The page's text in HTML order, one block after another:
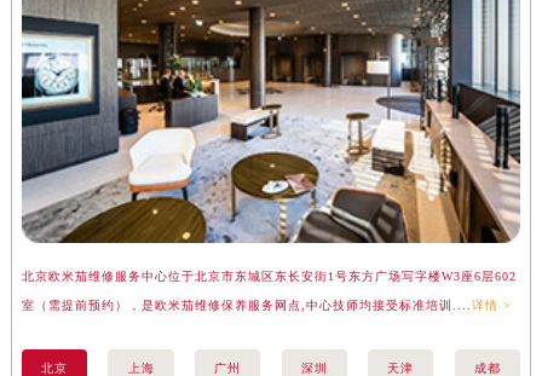
北京欧米茄维修服务中心位于北京市东城区东长安街1号东方广场写字楼W3座6层602
室（需提前预约），是欧米茄维修保养服务网点,中心技师均接受标准培训.... 详情 >
北京 上海 广州 深圳 天津 成都